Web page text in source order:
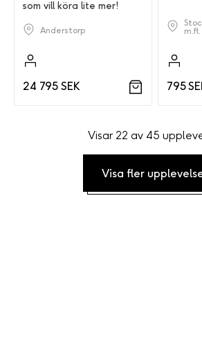
som vill köra lite mer!
Anderstorp
24 795 SEK
m.fl.
795
Visar 22 av 45
Visa fler